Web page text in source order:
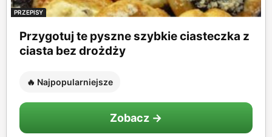
PRZEPISY
Przygotuj te pyszne szybkie ciasteczka z
ciasta bez drożdży
🔥 Najpopularniejsze
Zobacz →